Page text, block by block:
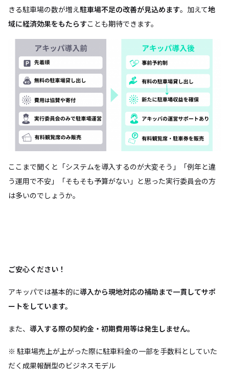
きる駐車場の数が増え駐車場不足の改善が見込めます。加えて地
域に経済効果をもたらすことも期待できます。
ここまで聞くと「システムを導入するのが大変そう」「例年と違
う運用で不安」「そもそも予算がない」と思った実行委員会の方
は多いのでしょうか。
ご安心ください！
アキッパでは基本的に導入から現地対応の補助まで一貫してサポ
ートをしています。
また、 導入する際の契約金・初期費用等は発生しません。
※ 駐車場売上が上がった際に駐車料金の一部を手数料としていた
だく成果報酬型のビジネスモデル